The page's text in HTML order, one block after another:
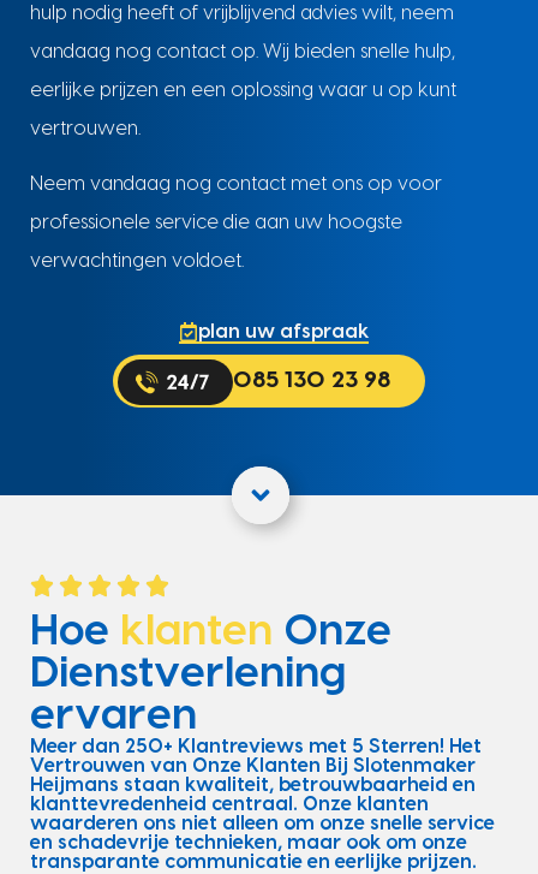
hulp nodig heeft of vrijblijvend advies wilt, neem
vandaag nog contact op. Wij bieden snelle hulp,
eerlijke prijzen en een oplossing waar u op kunt
vertrouwen.
Neem vandaag nog contact met ons op voor
professionele service die aan uw hoogste
verwachtingen voldoet.
plan uw afspraak
085 130 23 98
Hoe klanten Onze
Dienstverlening
ervaren
Meer dan 250+ Klantreviews met 5 Sterren! Het
Vertrouwen van Onze Klanten Bij Slotenmaker
Heijmans staan kwaliteit, betrouwbaarheid en
klanttevredenheid centraal. Onze klanten
waarderen ons niet alleen om onze snelle service
en schadevrije technieken, maar ook om onze
transparante communicatie en eerlijke prijzen.